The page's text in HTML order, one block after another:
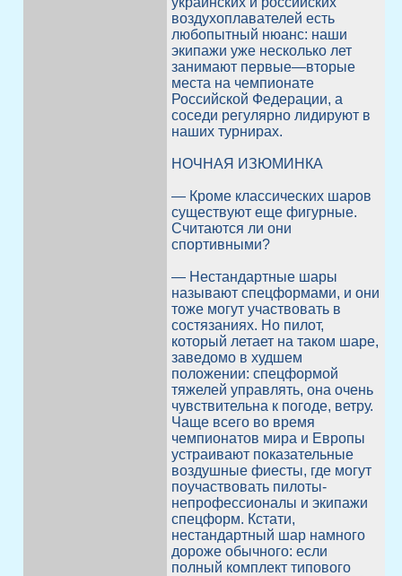
воздухоплавателей есть
любопытный нюанс: наши
экипажи уже несколько лет
занимают первые—вторые
места на чемпионате
Российской Федерации, а
соседи регулярно лидируют в
наших турнирах.
НОЧНАЯ ИЗЮМИНКА
— Кроме классических шаров
существуют еще фигурные.
Считаются ли они
спортивными?
— Нестандартные шары
называют спецформами, и они
тоже могут участвовать в
состязаниях. Но пилот,
который летает на таком шаре,
заведомо в худшем
положении: спецформой
тяжелей управлять, она очень
чувствительна к погоде, ветру.
Чаще всего во время
чемпионатов мира и Европы
устраивают показательные
воздушные фиесты, где могут
поучаствовать пилоты-
непрофессионалы и экипажи
спецформ. Кстати,
нестандартный шар намного
дороже обычного: если
полный комплект типового